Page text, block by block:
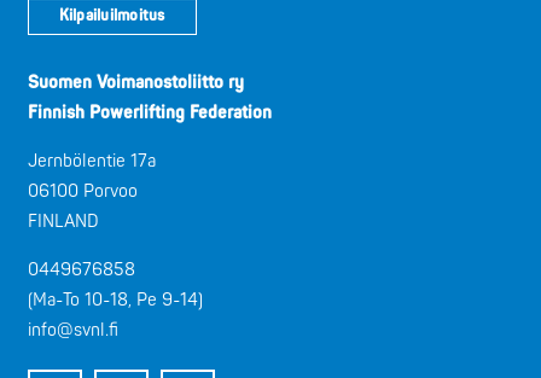
Kilpailuilmoitus
Suomen Voimanostoliitto ry
Finnish Powerlifting Federation
Jernbölentie 17a
06100 Porvoo
FINLAND
0449676858
(Ma-To 10-18, Pe 9-14)
info@svnl.fi